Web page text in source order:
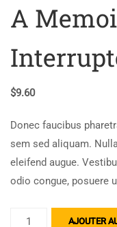
A
$9.60
Donec faucibus
sem sed aliquam.
eleifend augue.
odio congue, posuere
AJOUTER